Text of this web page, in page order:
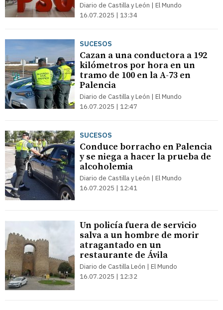
Diario de Castilla y León | El Mundo
16.07.2025 | 13:34
SUCESOS
Cazan a una conductora a 192
kilómetros por hora en un
tramo de 100 en la A-73 en
Palencia
Diario de Castilla y León | El Mundo
16.07.2025 | 12:47
SUCESOS
Conduce borracho en Palencia
y se niega a hacer la prueba de
alcoholemia
Diario de Castilla y León | El Mundo
16.07.2025 | 12:41
Un policía fuera de servicio
salva a un hombre de morir
atragantado en un
restaurante de Ávila
Diario de Castilla León | El Mundo
16.07.2025 | 12:32